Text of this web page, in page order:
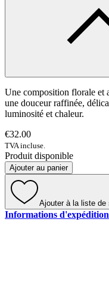
Une composition florale et
une douceur raffinée,
luminosité et chaleur.
€32.00
TVA incluse.
Produit disponible
Ajouter au panier
Ajouter à la liste de
Informations d'expédition